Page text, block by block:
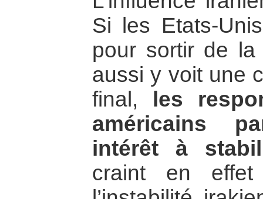
Si les Etats-
pour sortir de la
aussi y voit une
final,
les
américains
intérêt à
craint en